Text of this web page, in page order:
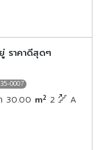
ราคาดีสุดๆ
0007
30.00 m2 2 A